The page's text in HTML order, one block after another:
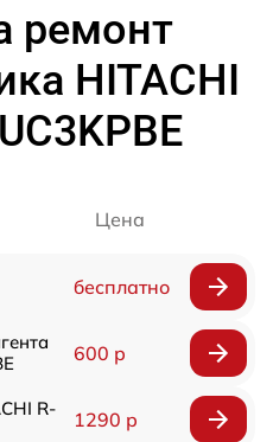
ремонт
HITACHI
Цена
бесплатно
600 р
R-
1290 р